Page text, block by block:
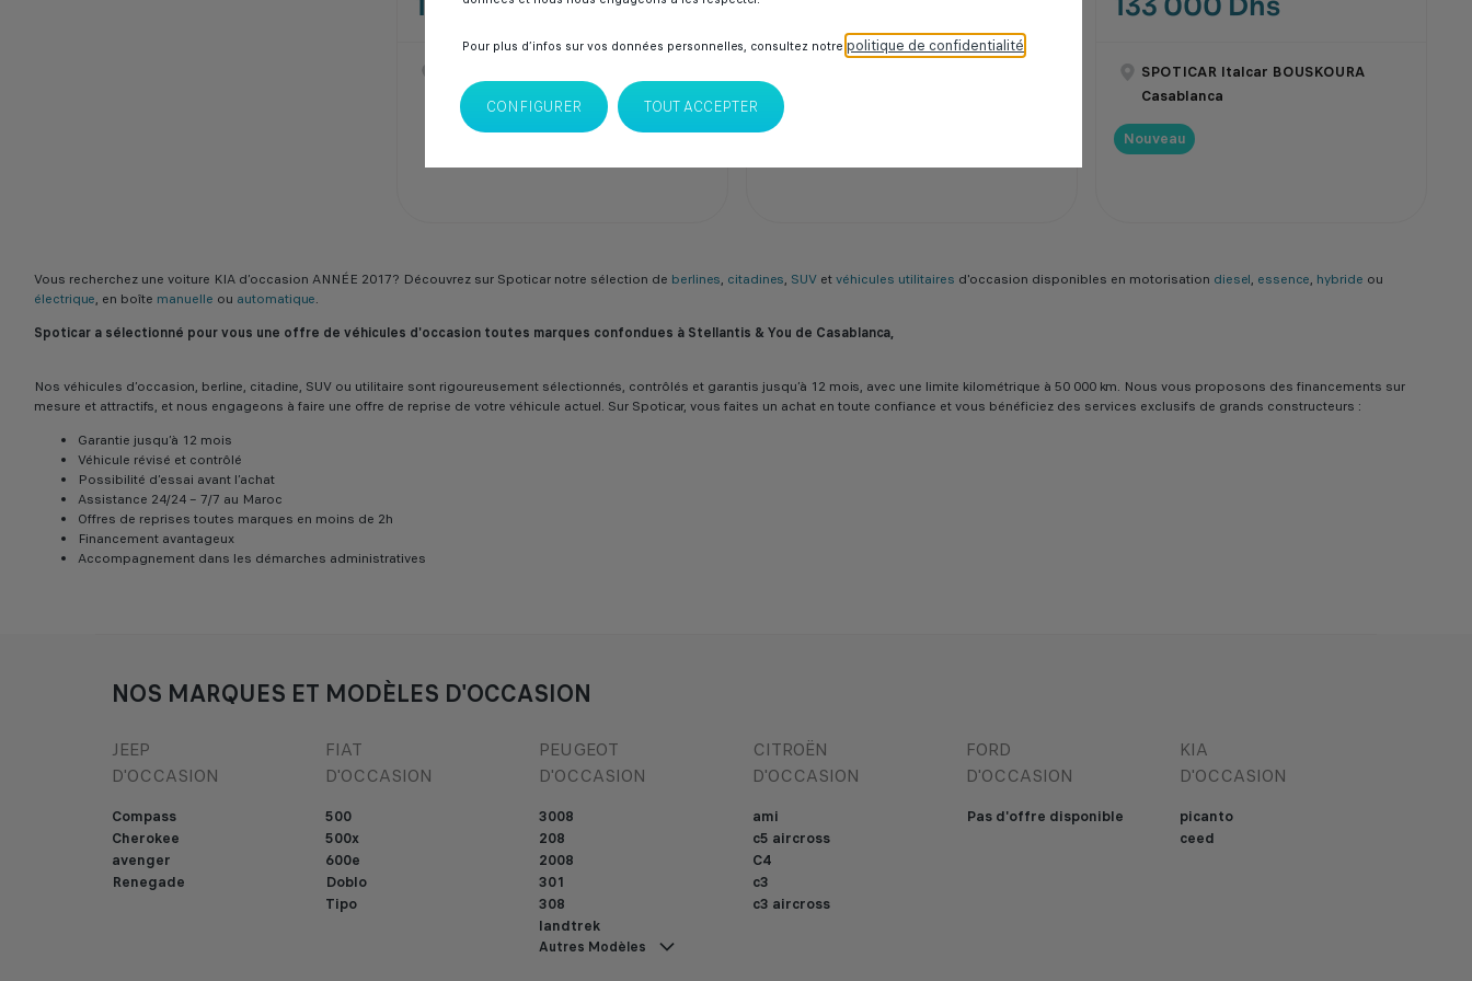
Casablanca
SPOTICAR Italcar BOUSKOURA
Casablanca
Nouveau
Vous recherchez une voiture KIA d’occasion ANNÉE 2017? Découvrez sur Spoticar notre sélection de berlines, citadines, SUV etvéhicules utilitaires d'occasion disponibles en motorisation diesel, essence, hybride ou
électrique, en boîte manuelle ou automatique.
Spoticar a sélectionné pour vous une offre de véhicules d'occasion toutes marques confondues à Stellantis & You de Casablanca,
Nos véhicules d’occasion, berline, citadine, SUV ou utilitaire sont rigoureusement sélectionnés, contrôlés et garantis jusqu’à 12 mois, avec une limite kilométrique à 50 000 km. Nous vous proposons des financements sur
mesure et attractifs, et nous engageons à faire une offre de reprise de votre véhicule actuel. Sur Spoticar, vous faites un achat en toute confiance et vous bénéficiez des services exclusifs de grands constructeurs :
Garantie jusqu’à 12 mois
Véhicule révisé et contrôlé
Possibilité d’essai avant l’achat
Assistance 24/24 – 7/7 au Maroc
Offres de reprises toutes marques en moins de 2h
Financement avantageux
Accompagnement dans les démarches administratives
NOS MARQUES ET MODÈLES D'OCCASION
JEEP
D'OCCASION
Compass
Cherokee
avenger
Renegade
FIAT
D'OCCASION
500
500x
600e
Doblo
Tipo
PEUGEOT
D'OCCASION
3008
208
2008
301
308
landtrek
Autres Modèles
CITROËN
D'OCCASION
ami
c5 aircross
C4
c3
c3 aircross
FORD
D'OCCASION
Pas d'offre disponible
KIA
D'OCCASION
picanto
ceed
Pour plus d’infos sur vos données personnelles, consultez notre politique de confidentialité
CONFIGURER TOUT ACCEPTER